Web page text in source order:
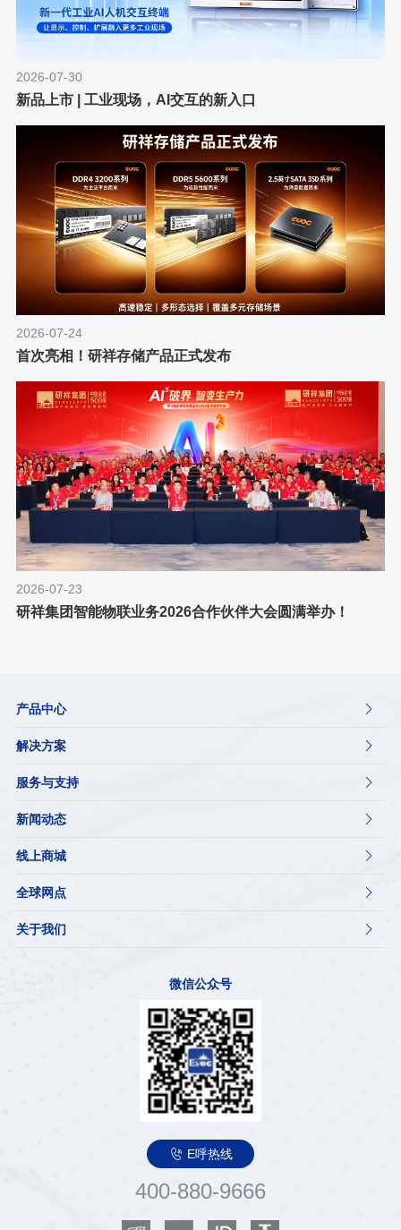
2026-07-30
新品上市 | 工业现场，AI交互的新入口
2026-07-24
首次亮相！研祥存储产品正式发布
2026-07-23
研祥集团智能物联业务2026合作伙伴大会圆满举办！
产品中心 
解决方案 
服务与支持 
新闻动态 
线上商城 
全球网点 
关于我们 
微信公众号
 E呼热线
400-880-9666